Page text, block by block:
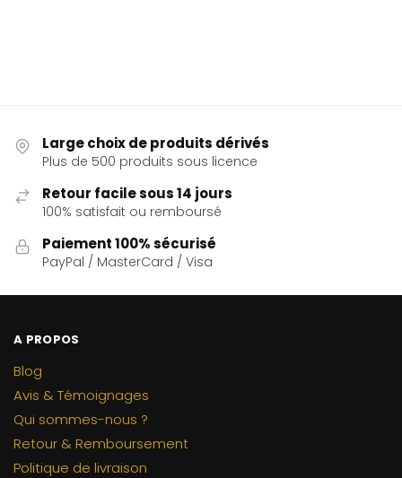
Large choix de produits dérivés
Plus de 500 produits sous licence
Retour facile sous 14 jours
100% satisfait ou remboursé
Paiement 100% sécurisé
PayPal / MasterCard / Visa
A PROPOS
Blog
Avis & Témoignages
Qui sommes-nous ?
Retour & Remboursement
Politique de livraison